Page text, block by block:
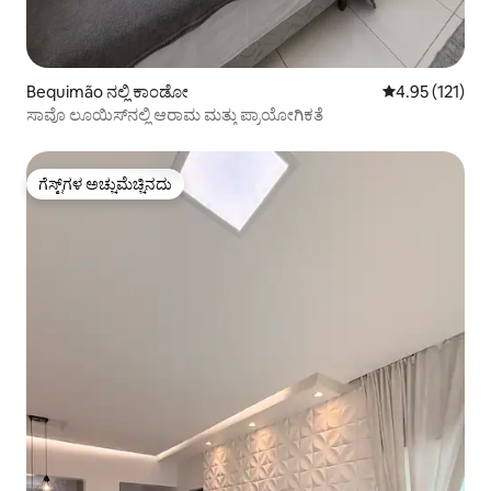
Bequimão ನಲ್ಲಿ ಕಾಂಡೋ 5 ರಲ್ಲಿ 4.95
4.95 (121)
ಸಾವೊ ಲೂಯಿಸ್‌ನಲ್ಲಿ ಆರಾಮ ಮತ್ತು ಪ್ರಾಯೋಗಿಕತೆ
ಗೆಸ್ಟ್‌ಗಳ ಅಚ್ಚುಮೆಚ್ಚಿನದು
ಗೆಸ್ಟ್‌ಗಳ ಅಚ್ಚುಮೆಚ್ಚಿನದು